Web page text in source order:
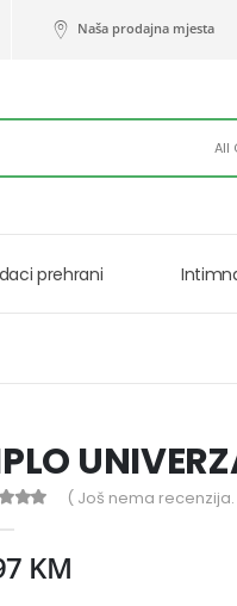
Naša prodajna mjesta
All
prehrani
( Još nema
KM